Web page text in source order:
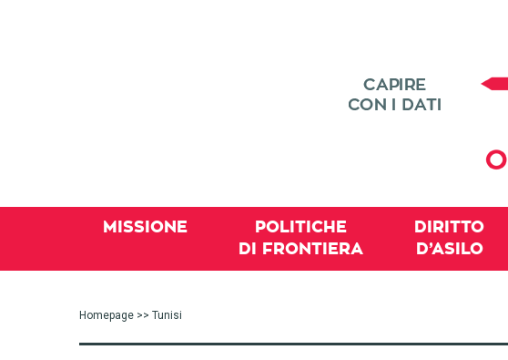
MISSIONE
POLITICHE
DI FRONTIERA
DIRITTO
D’ASILO
Homepage >> Tunisi